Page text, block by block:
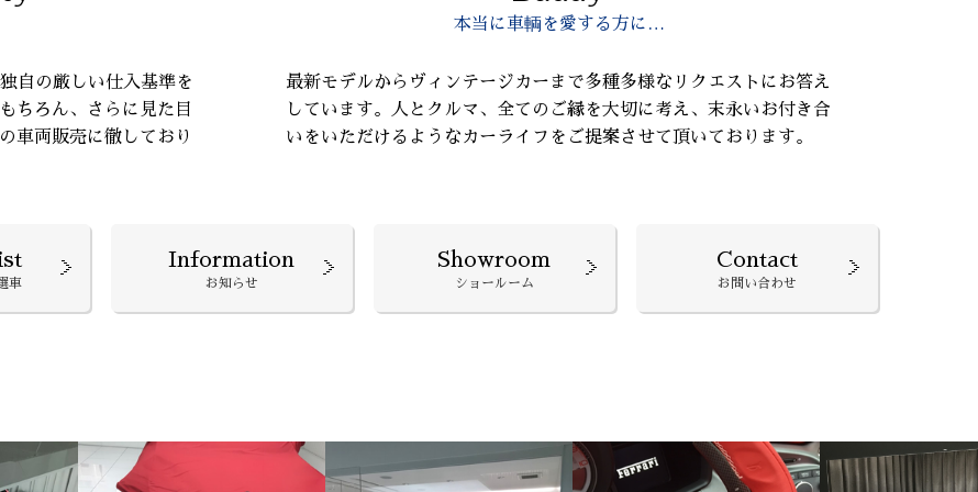
自の厳しい仕入基準を
ちろん、さらに見た目
車両販売に徹しており
本当に車輌を愛する方に…
最新モデルからヴィンテージカーまで多種多様なリクエストにお答え
しています。人とクルマ、全てのご縁を大切に考え、末永いお付き合
いをいただけるようなカーライフをご提案させて頂いております。
車
Information
お知らせ
Showroom
ショールーム
Contact
お問い合わせ